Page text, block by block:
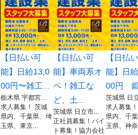
【日払い可
能】日給13,0
00円〜雑工...
栃木県 宇都宮...
求人募集！ 茨城
県内、千葉県、埼
玉県、東京...
【日払い可
能】車両系オ
ペ！雑工な
ど、土...
茨城県 日立市...
正社員募集！バイ
ト募集！協力会社
【日払
能】日
00円 鍛
茨城県 日
求人募集
県内、千
玉県、神奈